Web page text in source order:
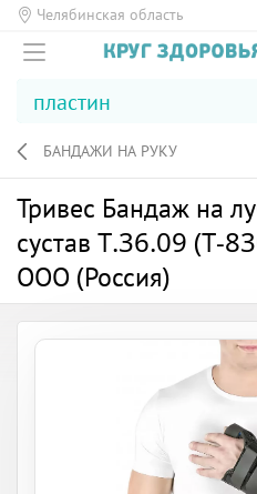
Челябинская область
БАНДАЖИ НА РУКУ
Тривес Бандаж на
сустав Т.36.09 (Т-
ООО (Россия)